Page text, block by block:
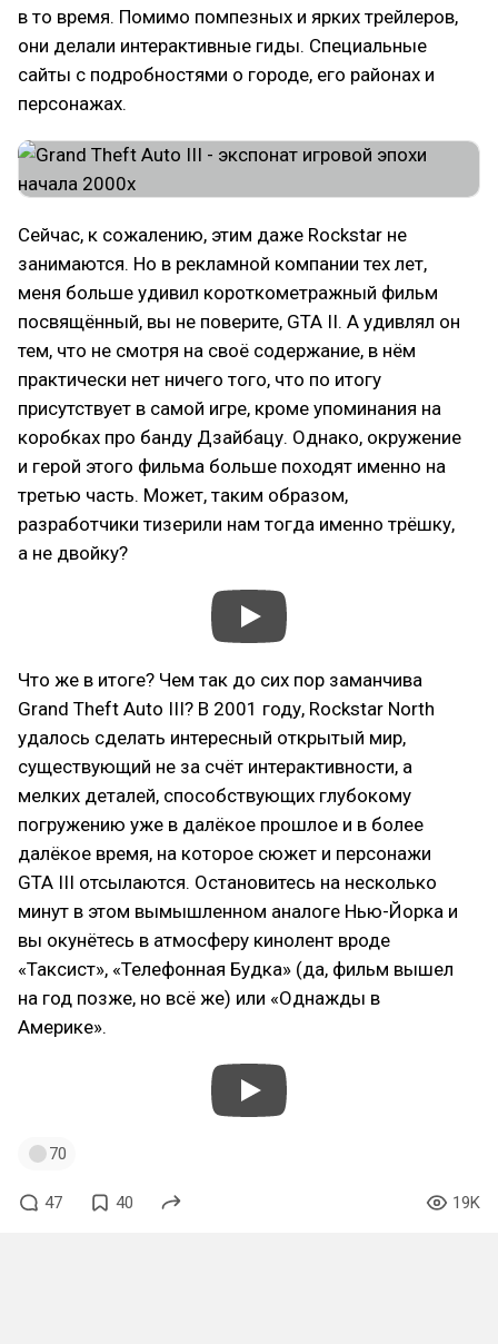
в то время. Помимо помпезных и ярких трейлеров,
они делали интерактивные гиды. Специальные
сайты с подробностями о городе, его районах и
персонажах.
Сейчас, к сожалению, этим даже Rockstar не
занимаются. Но в рекламной компании тех лет,
меня больше удивил короткометражный фильм
посвящённый, вы не поверите, GTA II. А удивлял он
тем, что не смотря на своё содержание, в нём
практически нет ничего того, что по итогу
присутствует в самой игре, кроме упоминания на
коробках про банду Дзайбацу. Однако, окружение
и герой этого фильма больше походят именно на
третью часть. Может, таким образом,
разработчики тизерили нам тогда именно трёшку,
а не двойку?
Что же в итоге? Чем так до сих пор заманчива
Grand Theft Auto III? В 2001 году, Rockstar North
удалось сделать интересный открытый мир,
существующий не за счёт интерактивности, а
мелких деталей, способствующих глубокому
погружению уже в далёкое прошлое и в более
далёкое время, на которое сюжет и персонажи
GTA III отсылаются. Остановитесь на несколько
минут в этом вымышленном аналоге Нью-Йорка и
вы окунётесь в атмосферу кинолент вроде
«Таксист», «Телефонная Будка» (да, фильм вышел
на год позже, но всё же) или «Однажды в
Америке».
70
47 40 19K